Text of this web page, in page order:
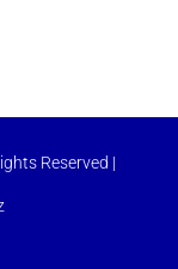
Reserved |